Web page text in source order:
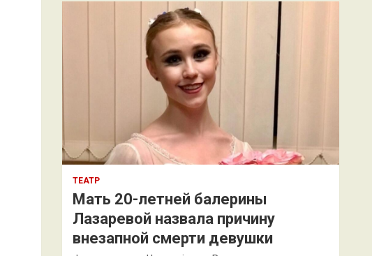
к
ТЕАТР
Мать 20-летней балерины
Лазаревой назвала причину
внезапной смерти девушки